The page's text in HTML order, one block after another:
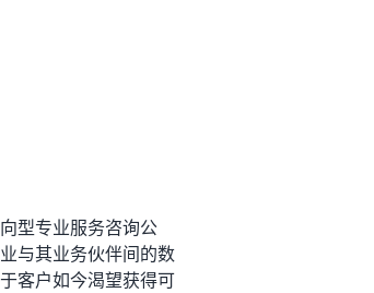
型专业服务咨询公
与其业务伙伴间的数
客户如今渴望获得可